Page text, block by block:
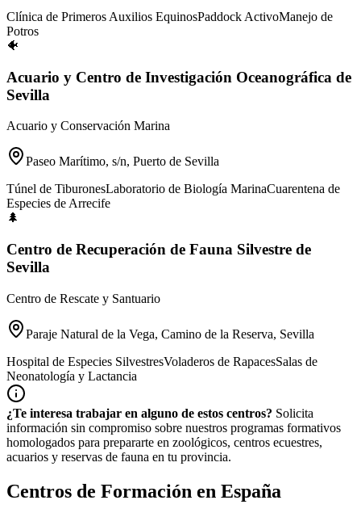
Clínica de Primeros Auxilios EquinosPaddock ActivoManejo de
Potros
🐠
Acuario y Centro de Investigación Oceanográfica de
Sevilla
Acuario y Conservación Marina
Paseo Marítimo, s/n, Puerto de Sevilla
Túnel de TiburonesLaboratorio de Biología MarinaCuarentena de
Especies de Arrecife
🌲
Centro de Recuperación de Fauna Silvestre de
Sevilla
Centro de Rescate y Santuario
Paraje Natural de la Vega, Camino de la Reserva, Sevilla
Hospital de Especies SilvestresVoladeros de RapacesSalas de
Neonatología y Lactancia
¿Te interesa trabajar en alguno de estos centros? Solicita
información sin compromiso sobre nuestros programas formativos
homologados para prepararte en zoológicos, centros ecuestres,
acuarios y reservas de fauna en tu provincia.
Centros de Formación en España